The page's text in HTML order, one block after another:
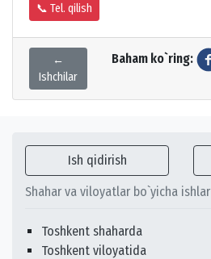
📞 Tel. qilish
←
Ishchilar
Baham ko`ring:
Ish qidirish
Shahar va viloyatlar bo`yicha ishlar
Toshkent shaharda
Toshkent viloyatida